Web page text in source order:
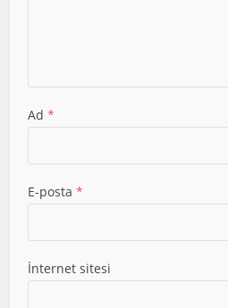
Ad*
E-posta*
İnternet sitesi